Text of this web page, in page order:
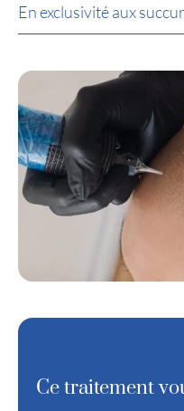
En exclusivité aux
Ce traitement